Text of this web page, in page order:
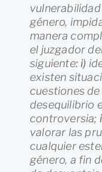
género,
manera
el juzgador
siguiente: i)
existen
cuestiones
desequilibrio
controversia;
valorar las
cualquier
género, a fin